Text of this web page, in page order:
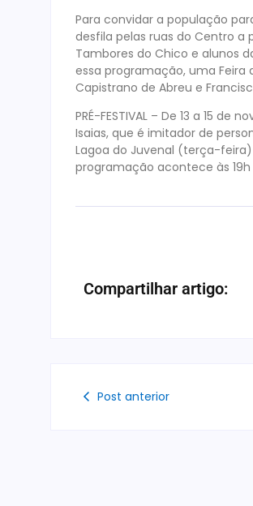
Para convidar a população
desfila pelas ruas do Centro a
Tambores do Chico e alunos
essa programação, uma Feira
Capistrano de Abreu e
PRÉ-FESTIVAL – De 13 a 15
Isaias, que é imitador de
Lagoa do Juvenal (terça-
programação acontece às
Compartilhar artigo:
Post anterior